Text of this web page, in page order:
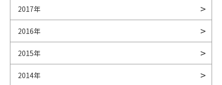
2017年
2016年
2015年
2014年